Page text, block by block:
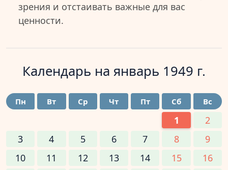
зрения и отстаивать важные для вас
ценности.
Календарь на январь 1949 г.
Пн Вт Ср Чт Пт Сб Вс
1
2
3
4 5 6 7 8
9
10
11 12 13 14 15 16